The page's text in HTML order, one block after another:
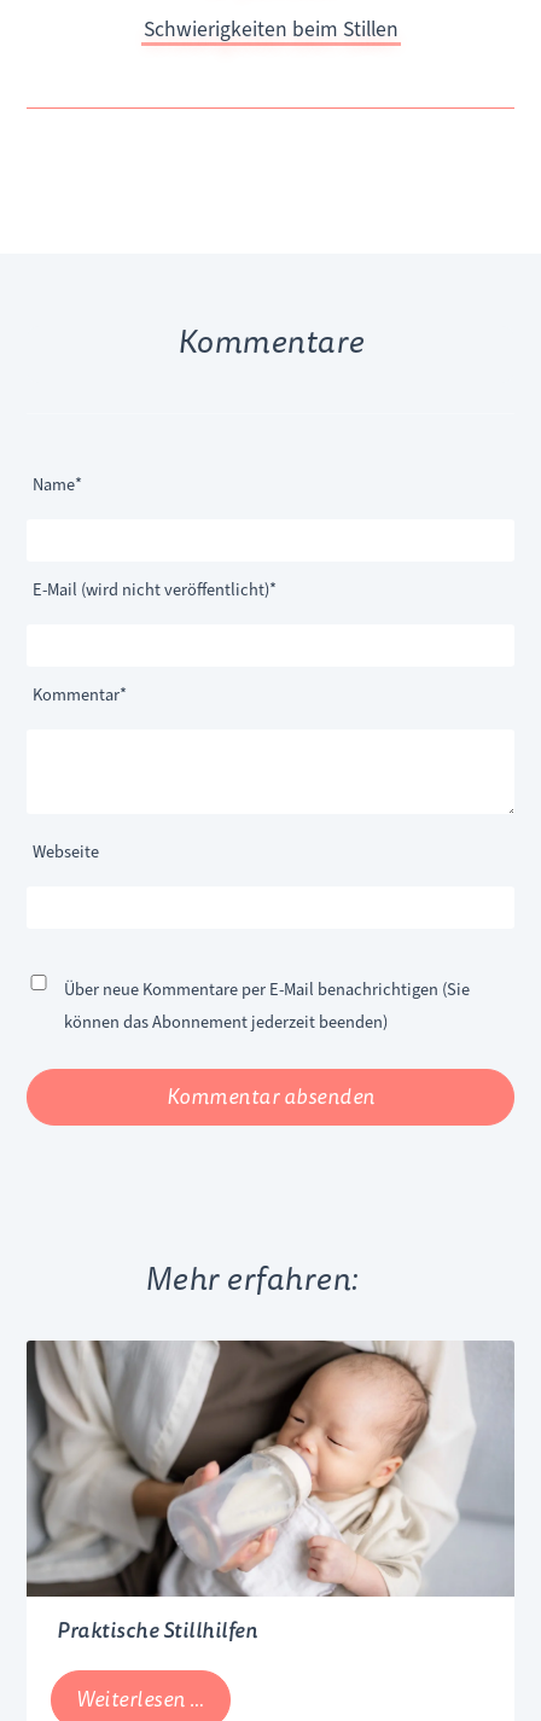
Schwierigkeiten beim Stillen
Kommentare
Pflichtfeld
Name*
Pflichtfeld
E-Mail (wird nicht veröffentlicht)*
Webseite
Pflichtfeld
Kommentar*
Über neue Kommentare per E-Mail benachrichtigen (Sie
können das Abonnement jederzeit beenden)
Kommentar absenden
Mehr erfahren:
Praktische Stillhilfen
Weiterlesen … Praktische